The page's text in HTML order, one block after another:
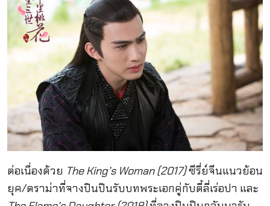
ต่อเนื่องด้วย The King’s Woman (2017)ซีรี่ย์จีนแนวย้อน
ยุค/ดราม่าที่จางปินปินรับบทพระเอกคู่กับตี๋ลี่เร่อปา และ